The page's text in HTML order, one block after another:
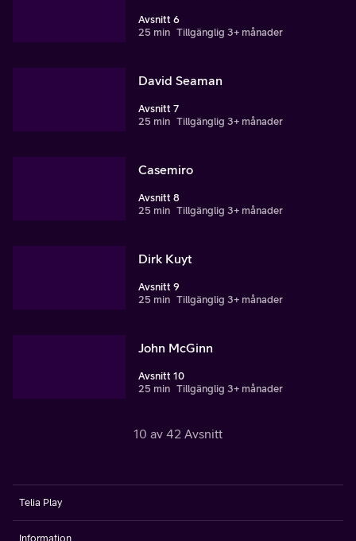
Avsnitt 6
25 min Tillgänglig 3+ månader
David Seaman
Avsnitt 7
25 min Tillgänglig 3+ månader
Casemiro
Avsnitt 8
25 min Tillgänglig 3+ månader
Dirk Kuyt
Avsnitt 9
25 min Tillgänglig 3+ månader
John McGinn
Avsnitt 10
25 min Tillgänglig 3+ månader
10 av 42 Avsnitt
Telia Play
Information